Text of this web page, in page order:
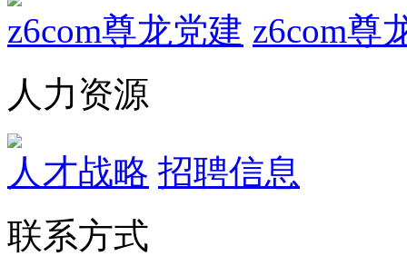
z6com尊龙党建 z6com尊
人力资源
人才战略 招聘信息
联系方式